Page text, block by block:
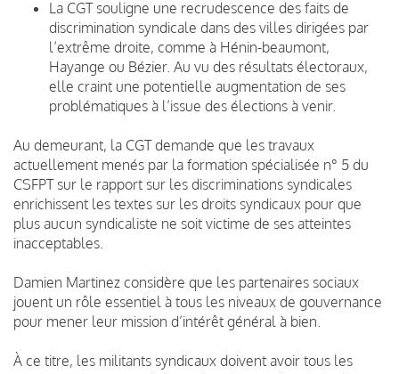
La CGT souligne une recrudescence des faits de
discrimination syndicale dans des villes dirigées par
l’extrême droite, comme à Hénin-beaumont,
Hayange ou Bézier. Au vu des résultats électoraux,
elle craint une potentielle augmentation de ses
problématiques à l’issue des élections à venir.
Au demeurant, la CGT demande que les travaux
actuellement menés par la formation spécialisée n° 5 du
CSFPT sur le rapport sur les discriminations syndicales
enrichissent les textes sur les droits syndicaux pour que
plus aucun syndicaliste ne soit victime de ses atteintes
inacceptables.
Damien Martinez considère que les partenaires sociaux
jouent un rôle essentiel à tous les niveaux de gouvernance
pour mener leur mission d’intérêt général à bien.
À ce titre, les militants syndicaux doivent avoir tous les